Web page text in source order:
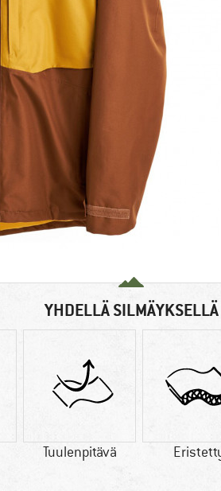
YHDELLÄ SILMÄYKSELLÄ
Tuulenpitävä